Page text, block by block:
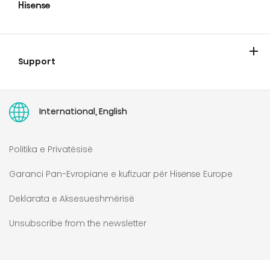
Hisense
Support
International, English
Politika e Privatësisë
Garanci Pan-Evropiane e kufizuar për Hisense Europe
Deklarata e Aksesueshmërisë
Unsubscribe from the newsletter